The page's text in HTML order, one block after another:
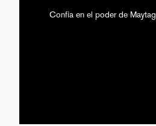
Confía en el poder de Maytag